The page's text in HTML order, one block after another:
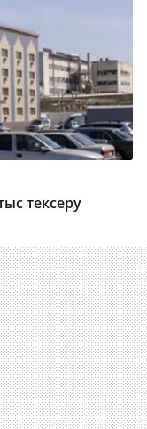
тексеру